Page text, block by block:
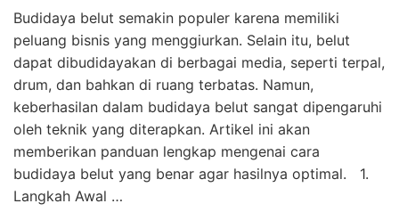
Budidaya belut semakin populer karena memiliki
peluang bisnis yang menggiurkan. Selain itu, belut
dapat dibudidayakan di berbagai media, seperti terpal,
drum, dan bahkan di ruang terbatas. Namun,
keberhasilan dalam budidaya belut sangat dipengaruhi
oleh teknik yang diterapkan. Artikel ini akan
memberikan panduan lengkap mengenai cara
budidaya belut yang benar agar hasilnya optimal. 1.
Langkah Awal …